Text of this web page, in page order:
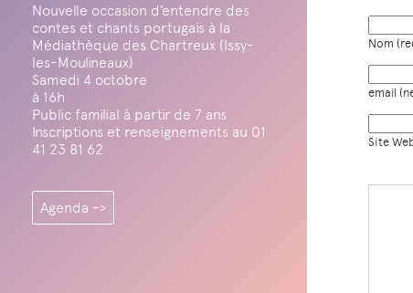
Nouvelle occasion d’entendre des
contes et chants portugais à la
Médiathèque des Chartreux (Issy-
les-Moulineaux)
Samedi 4 octobre
à 16h
Public familial à partir de 7 ans
Inscriptions et renseignements au 01
41 23 81 62
Agenda ->
Nom
email
Site